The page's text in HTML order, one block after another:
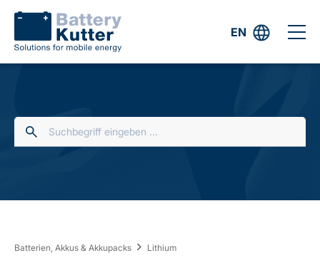
EN
Batterien, Akkus & Akkupacks Lithium